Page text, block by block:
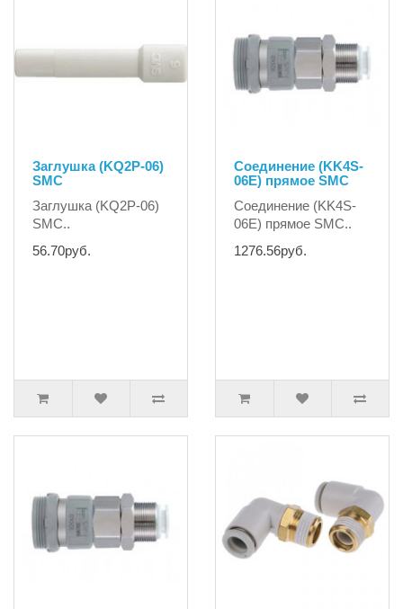
Заглушка (KQ2P-06)
SMC
Заглушка (KQ2P-06)
SMC..
56.70руб.
Соединение (KK4S-
06E) прямое SMC
Соединение (KK4S-
06E) прямое SMC..
1276.56руб.